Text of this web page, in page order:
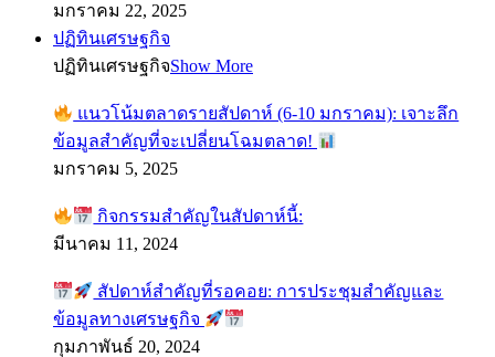
มกราคม 22, 2025
ปฏิทินเศรษฐกิจ
ปฏิทินเศรษฐกิจShow More
แนวโน้มตลาดรายสัปดาห์ (6-10 มกราคม): เจาะลึก
ข้อมูลสำคัญที่จะเปลี่ยนโฉมตลาด!
มกราคม 5, 2025
กิจกรรมสำคัญในสัปดาห์นี้:
มีนาคม 11, 2024
สัปดาห์สำคัญที่รอคอย: การประชุมสำคัญและ
ข้อมูลทางเศรษฐกิจ
กุมภาพันธ์ 20, 2024